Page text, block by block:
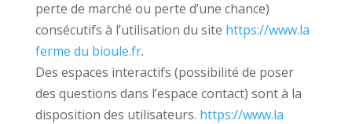
perte de marché ou perte d’une chance)
consécutifs à l’utilisation du site https://www.la
ferme du bioule.fr.
Des espaces interactifs (possibilité de poser
des questions dans l’espace contact) sont à la
disposition des utilisateurs. https://www.la